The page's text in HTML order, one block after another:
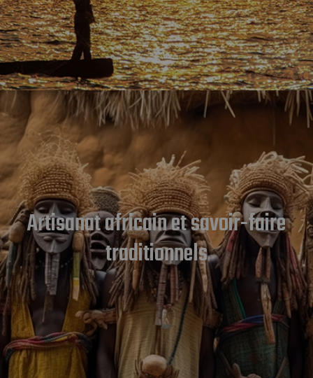
Artisanat africain et savoir-faire
traditionnels